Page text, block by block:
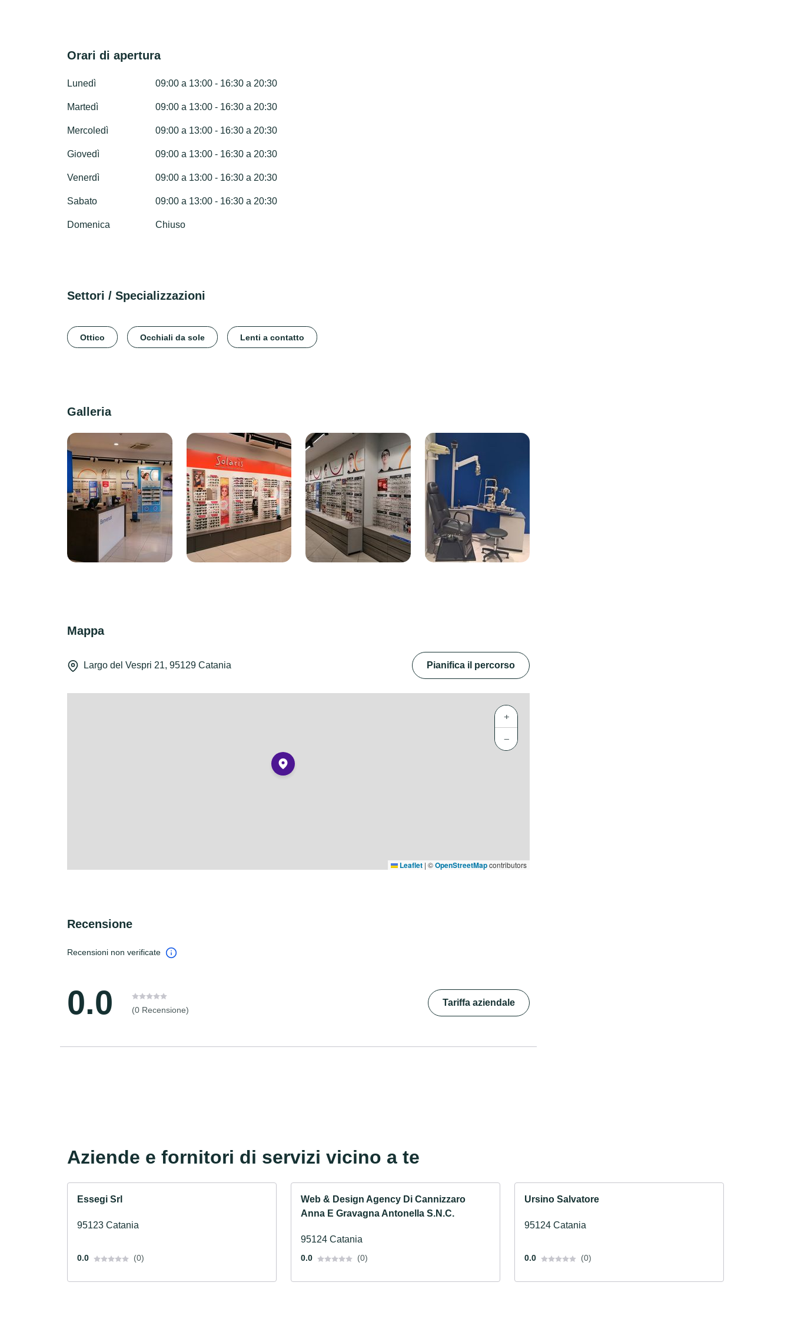
Orari di apertura
Lunedì 09:00 a 13:00 - 16:30 a 20:30
Martedì 09:00 a 13:00 - 16:30 a 20:30
Mercoledì 09:00 a 13:00 - 16:30 a 20:30
Giovedì 09:00 a 13:00 - 16:30 a 20:30
Venerdì 09:00 a 13:00 - 16:30 a 20:30
Sabato 09:00 a 13:00 - 16:30 a 20:30
Domenica Chiuso
Settori / Specializzazioni
Ottico Occhiali da sole Lenti a contatto
Galleria
Mappa
Largo del Vespri 21, 95129 Catania Pianifica il percorso
+
−
Leaflet | ©OpenStreetMapcontributors
Recensione
Recensioni non verificate
0.0 (0 Recensione)
Tariffa aziendale
Aziende e fornitori di servizi vicino a te
Essegi Srl
95123 Catania
0.0 (0)
Web & Design Agency Di Cannizzaro
Anna E Gravagna Antonella S.N.C.
95124 Catania
0.0 (0)
Ursino Salvatore
95124 Catania
0.0 (0)